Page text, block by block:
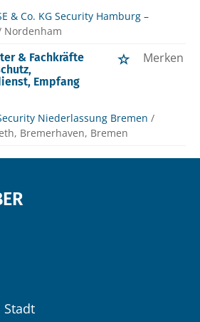
& Co. KG Security Hamburg –
Nordenham
& Fachkräfte
Empfang
Merken
Niederlassung Bremen /
Bremerhaven, Bremen
Stadt